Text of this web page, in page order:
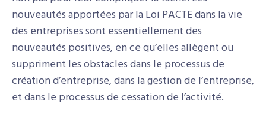
nouveautés apportées par la Loi PACTE dans la vie
des entreprises sont essentiellement des
nouveautés positives, en ce qu’elles allègent ou
suppriment les obstacles dans le processus de
création d’entreprise, dans la gestion de l’entreprise,
et dans le processus de cessation de l’activité.